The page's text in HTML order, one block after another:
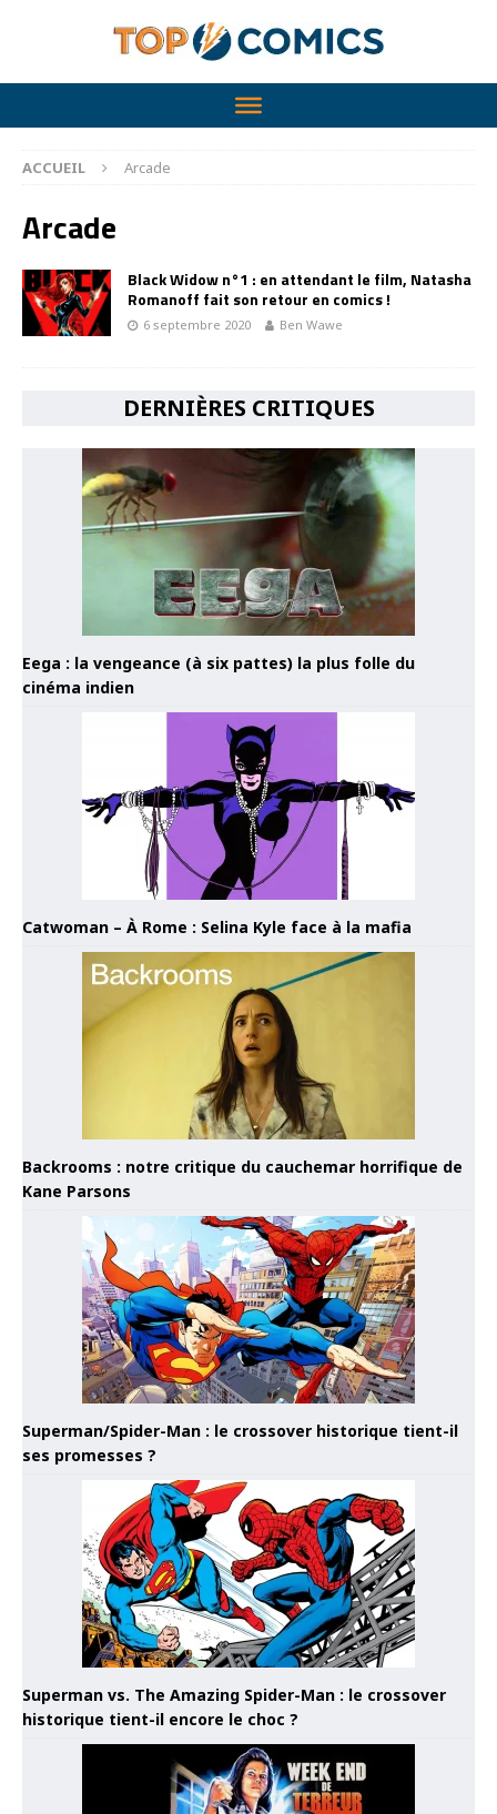
ACCUEIL Arcade
Arcade
Black Widow n°1 : en attendant le film, Natasha
Romanoff fait son retour en comics !
6 septembre 2020 Ben Wawe
DERNIÈRES CRITIQUES
Eega : la vengeance (à six pattes) la plus folle du
cinéma indien
Catwoman – À Rome : Selina Kyle face à la mafia
Backrooms : notre critique du cauchemar horrifique de
Kane Parsons
Superman/Spider-Man : le crossover historique tient-il
ses promesses ?
Superman vs. The Amazing Spider-Man : le crossover
historique tient-il encore le choc ?